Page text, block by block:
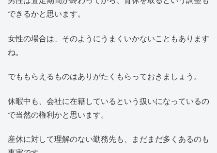
できるかと思います。
女性の場合は、そのようにうまくいかないこともあります
ね。
でももらえるものはありがたくもらっておきましょう。
休暇中も、会社に在籍しているという扱いになっているの
で当然の権利かと思います。
産休に対して理解のない勤務先も、まだまだ多くあるのも